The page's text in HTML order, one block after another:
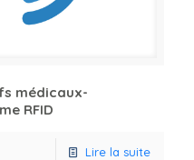
médicaux-
RFID
Lire la suite